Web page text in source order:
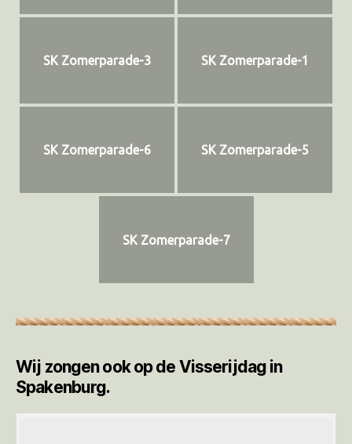
SK Zomerparade-3 SK Zomerparade-1
SK Zomerparade-6 SK Zomerparade-5
SK Zomerparade-7
Wij zongen ook op de Visserijdag in
Spakenburg.